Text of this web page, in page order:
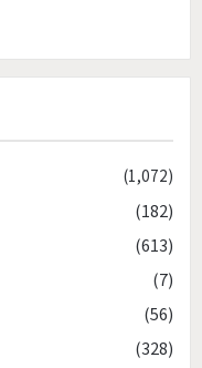
(1,072)
(182)
(613)
(7)
(56)
(328)